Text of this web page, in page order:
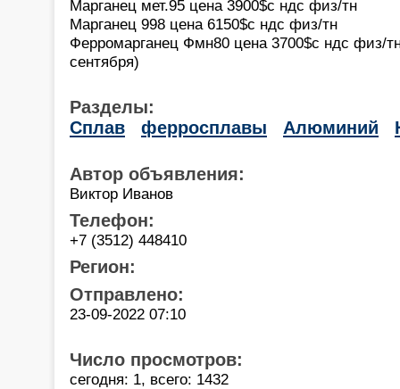
Марганец мет.95 цена 3900$с ндс физ/тн
Марганец 998 цена 6150$с ндс физ/тн
Ферромарганец Фмн80 цена 3700$с ндс физ/
сентября)
Разделы:
Сплав
ферросплавы Алюминий
Автор объявления:
Виктор Иванов
Телефон:
+7 (3512) 448410
Регион:
Отправлено:
23-09-2022 07:10
Число просмотров:
сегодня: 1, всего: 1432